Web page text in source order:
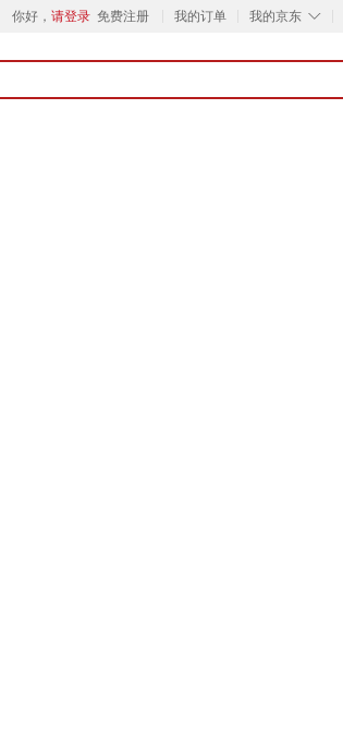
你好， 请登录 免费注册 我的订单 ◇
我的京东